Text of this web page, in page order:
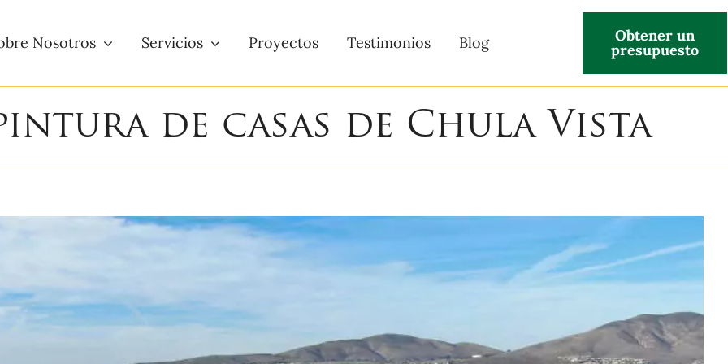
Nosotros Servicios Proyectos Testimonios Blog Obtener un
presupuesto
de casas de Chula Vista